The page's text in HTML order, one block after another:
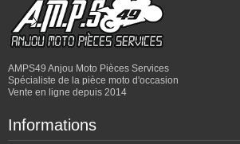
AMPS49 Anjou Moto Pièces Services
Spécialiste de la pièce moto d'occasion
Vente en ligne depuis 2014
Informations